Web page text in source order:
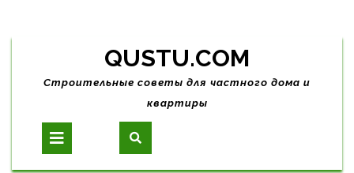
Skip
content
QUSTU.COM
Строительные советы для частного дома и
квартиры
Open